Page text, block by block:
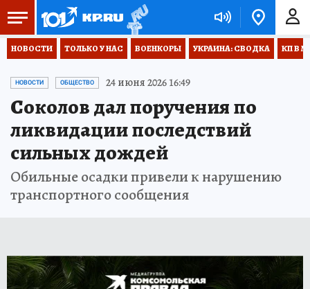
НОВОСТИ ТОЛЬКО У НАС ВОЕНКОРЫ УКРАИНА: СВОДКА КП В
НОВОСТИ ОБЩЕСТВО 24 июня 2026 16:49
Соколов дал поручения по
ликвидации последствий
сильных дождей
Обильные осадки привели к нарушению
транспортного сообщения